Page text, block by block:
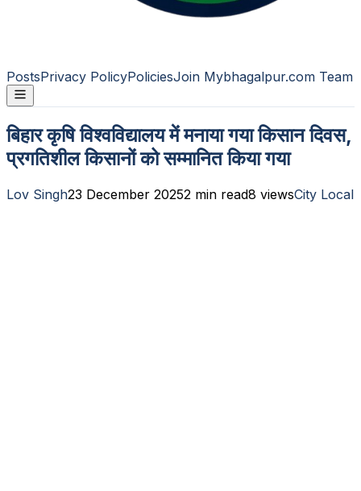
PostsPrivacy PolicyPoliciesJoin Mybhagalpur.com Team
बिहार कृषि विश्वविद्यालय में मनाया गया किसान दिवस,
प्रगतिशील किसानों को सम्मानित किया गया
Lov Singh23 December 20252 min read8 viewsCity Local